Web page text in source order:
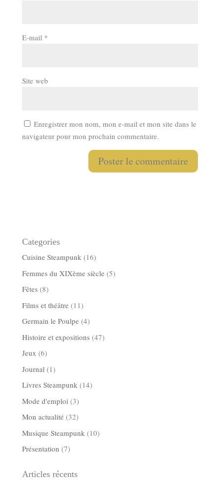
E-mail *
Site web
Enregistrer mon nom, mon e-mail et mon site dans le
navigateur pour mon prochain commentaire.
Categories
Cuisine Steampunk(16)
Femmes du XIXème siècle (5)
Fêtes (8)
Films et théâtre (11)
Germain le Poulpe (4)
Histoire et expositions (47)
Jeux (6)
Journal (1)
Livres Steampunk(14)
Mode d'emploi (3)
Mon actualité (32)
Musique Steampunk (10)
Présentation (7)
Articles récents